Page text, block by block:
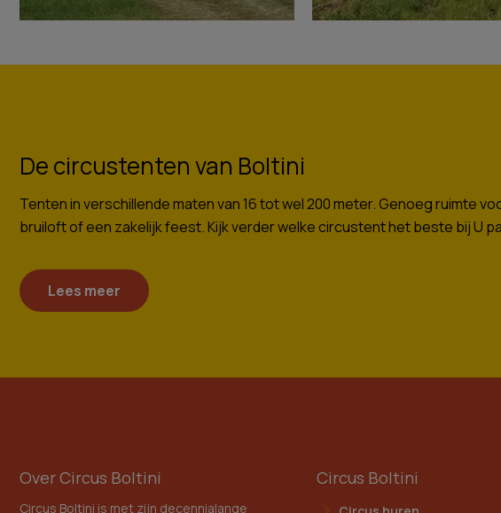
De circustenten van Boltini
Tenten in verschillende maten van 16 tot wel 200 meter. Genoeg ruimte
bruiloft of een zakelijk feest. Kijk verder welke circustent het beste bij U
Lees meer
Over Circus Boltini
Circus Boltini is met zijn decennialange
Circus Boltini